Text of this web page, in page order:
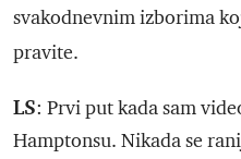
svakodnevnim izborima
pravite.
LS: Prvi put kada sam
Hamptonsu. Nikada se